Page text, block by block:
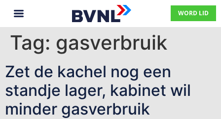
WORD LID
Tag: gasverbruik
Zet de kachel nog een
standje lager, kabinet wil
minder gasverbruik